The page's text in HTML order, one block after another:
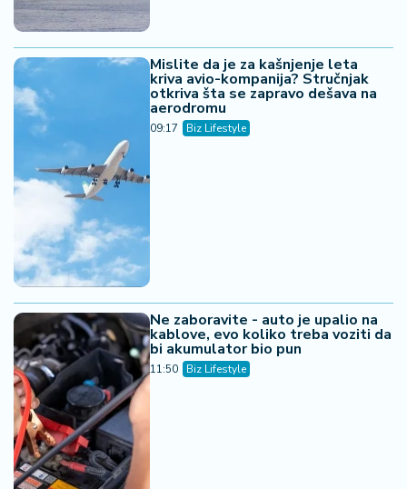
Mislite da je za kašnjenje leta
kriva avio-kompanija? Stručnjak
otkriva šta se zapravo dešava na
aerodromu
09:17 Biz Lifestyle
Ne zaboravite - auto je upalio na
kablove, evo koliko treba voziti da
bi akumulator bio pun
11:50 Biz Lifestyle